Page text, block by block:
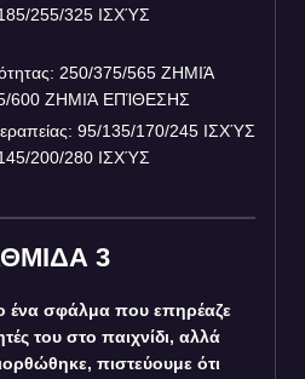
255/325 ΙΣΧΎΣ
250/375/565 ΖΗΜΙΆ
600 ΖΗΜΙΆ ΕΠΊΘΕΣΗΣ
95/135/170/245 ΙΣΧΎΣ
200/280 ΙΣΧΎΣ
3
ένα σφάλμα που επηρέαζε
του στο παιχνίδι, αλλά
πιστεύουμε ότι